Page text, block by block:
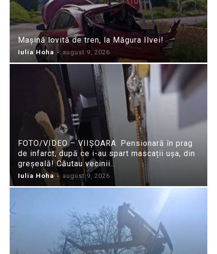
Mașină lovită de tren, la Măgura Ilvei!
Iulia Hoha - august 9, 2026
FOTO/VIDEO – VIIȘOARA: Pensionară în prag
de infarct, după ce i-au spart mascații ușa, din
greșeală! Căutau vecinii…
Iulia Hoha - august 9, 2026